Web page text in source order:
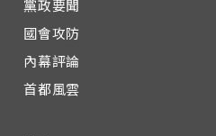
黨政要聞
國會攻防
內幕評論
首都風雲